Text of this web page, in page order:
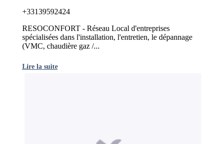
+33139592424
RESOCONFORT - Réseau Local d'entreprises
spécialisées dans l'installation, l'entretien, le dépannage
(VMC, chaudière gaz /...
Lire la suite